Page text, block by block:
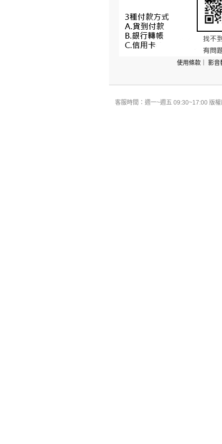
使用條款 影音
客服時間：週一~週五 09:30~17:00 版